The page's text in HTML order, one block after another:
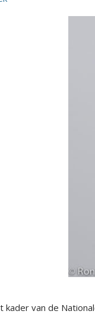
kader van de